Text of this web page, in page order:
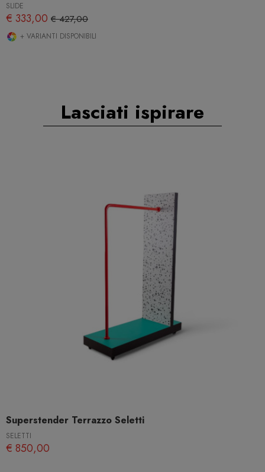
SLIDE
€ 333,00 € 427,00
+ VARIANTI DISPONIBILI
Lasciati ispirare
Superstender Terrazzo Seletti
SELETTI
€ 850,00